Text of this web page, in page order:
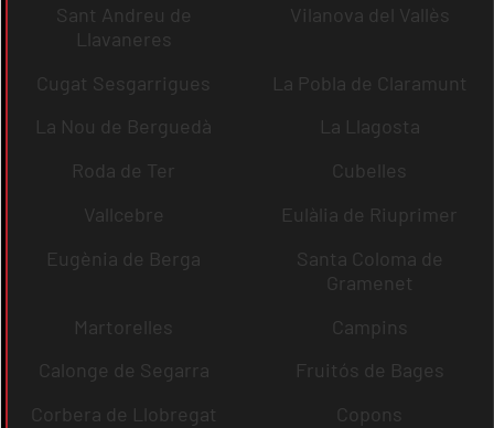
Sant Andreu de
Llavaneres
Vilanova del Vallès
Cugat Sesgarrigues
La Pobla de Claramunt
La Nou de Berguedà
La Llagosta
Roda de Ter
Cubelles
Vallcebre
Eulàlia de Riuprimer
Eugènia de Berga
Santa Coloma de
Gramenet
Martorelles
Campins
Calonge de Segarra
Fruitós de Bages
Corbera de Llobregat
Copons